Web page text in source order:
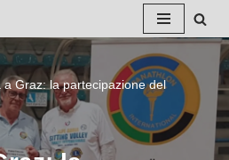
a Graz: la partecipazione del